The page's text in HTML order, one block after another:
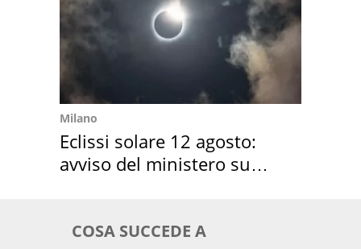
Milano
Eclissi solare 12 agosto:
avviso del ministero su